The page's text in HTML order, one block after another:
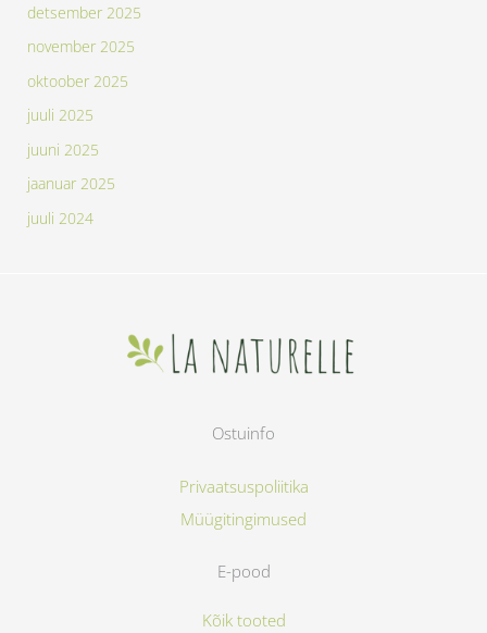
detsember 2025
november 2025
oktoober 2025
juuli 2025
juuni 2025
jaanuar 2025
juuli 2024
Ostuinfo
Privaatsuspoliitika
Müügitingimused
E-pood
Kõik tooted